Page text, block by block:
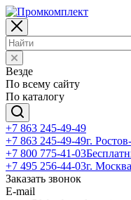
Везде
По всему сайту
По каталогу
+7 863 245-49-49
+7 863 245-49-49г.
+7 800 775-41-03
+7 495 256-44-03г. Москва
Заказать звонок
E-mail